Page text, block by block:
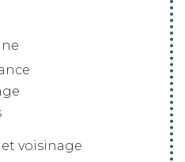
voisinage